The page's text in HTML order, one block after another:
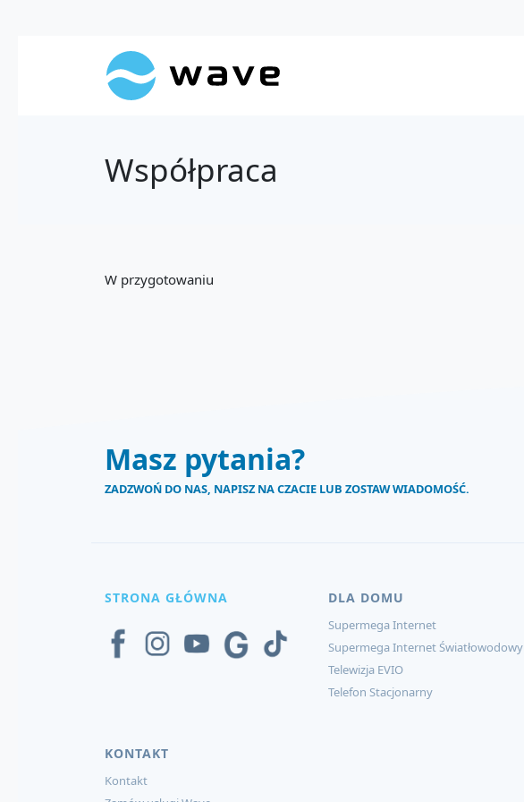
Współpraca
W przygotowaniu
Masz pytania?
ZADZWOŃ DO NAS, NAPISZ NA CZACIE LUB ZOSTAW WIADOMOŚĆ.
STRONA GŁÓWNA DLA DOMU
Supermega Internet
Supermega Internet Światłowodowy
Telewizja EVIO
Telefon Stacjonarny
KONTAKT
Kontakt